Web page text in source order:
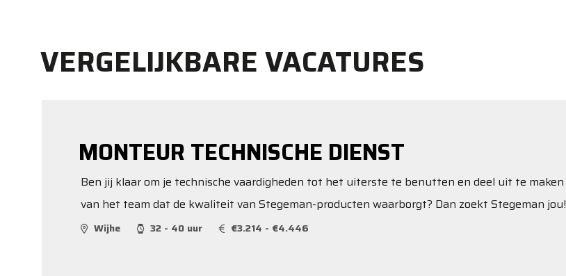
VERGELIJKBARE VACATURES
MONTEUR TECHNISCHE DIENST
Ben jij klaar om je technische vaardigheden tot het uiterste te benutten en deel uit te maken
van het team dat de kwaliteit van Stegeman-producten waarborgt? Dan zoekt Stegeman jou!
Wijhe 32 - 40 uur €3.214 - €4.446